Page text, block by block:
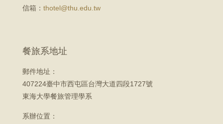
信箱： thotel@thu.edu.tw
餐旅系地址
郵件地址：
407224臺中市西屯區台灣大道四段1727號
東海大學餐旅管理學系
系辦位置：